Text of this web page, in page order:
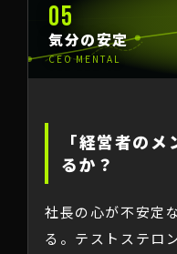
05
気分の安定
CEO MENTAL
「経営者の
るか？
社長の心が不安定
る。テストステロ